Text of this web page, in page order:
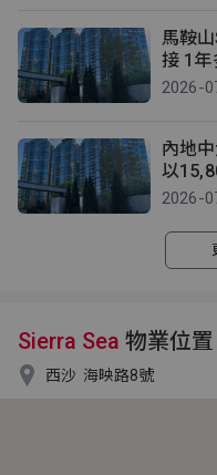
馬鞍
接 1年
2026-
內地
以
2026-
Sierra Sea 物業位置
 西沙 海映路8號